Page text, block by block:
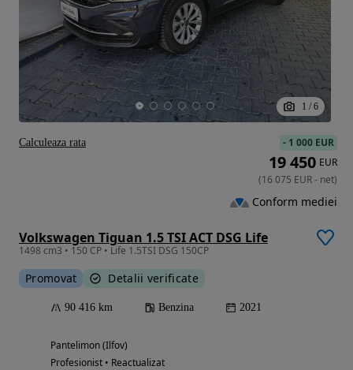
1 / 6
Volkswagen Tiguan 1.5 TSI ACT DSG Life
1498 cm3 • 150 CP • Life 1.5TSI DSG 150CP
Promovat Detalii verificate
90 416 km Benzina 2021
Pantelimon (Ilfov)
Profesionist • Reactualizat
- 1 000 EUR
19 450 EUR
(16 075 EUR- net)
Conform mediei
Calculeaza rata